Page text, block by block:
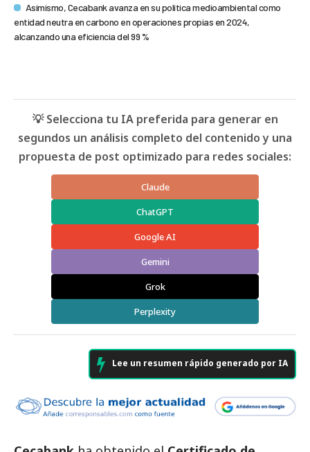
Asimismo, Cecabank avanza en su política medioambiental como
entidad neutra en carbono en operaciones propias en 2024,
alcanzando una eficiencia del 99 %
💡 Selecciona tu IA preferida para generar en
segundos un análisis completo del contenido y una
propuesta de post optimizado para redes sociales:
Claude
ChatGPT
Google AI
Gemini
Grok
Perplexity
Lee un resumen rápido generado por IA